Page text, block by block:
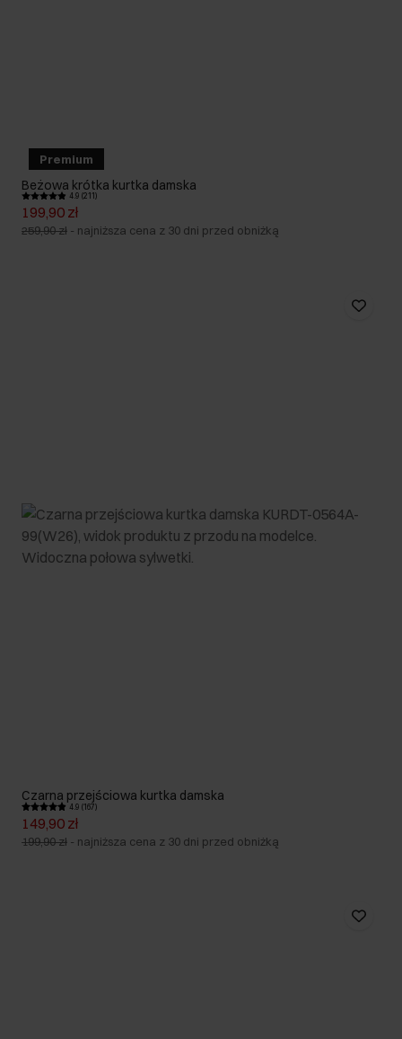
Premium
Beżowa krótka kurtka damska
4.9 (211)
199,90 zł
259,90 zł - najniższa cena z 30 dni przed obniżką
Czarna przejściowa kurtka damska
4.9 (167)
149,90 zł
199,90 zł - najniższa cena z 30 dni przed obniżką